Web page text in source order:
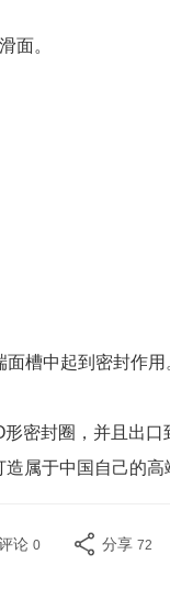
面。
面槽中起到密封作用
密封圈，并且出
属于中国自己的高
论 0 分享 72